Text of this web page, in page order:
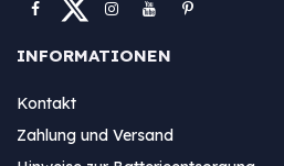
INFORMATIONEN
Kontakt
Zahlung und Versand